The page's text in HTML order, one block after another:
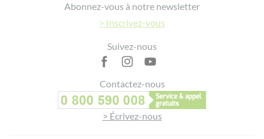
Abonnez-vous à notre newsletter
> Inscrivez-vous
Suivez-nous
Contactez-nous
> Écrivez-nous